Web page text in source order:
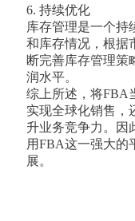
6. 持续优化
库存管理是一个持
和库存情况，根据
断完善库存管理策
润水平。
综上所述，将FBA
实现全球化销售，
升业务竞争力。因
用FBA这一强大的
展。